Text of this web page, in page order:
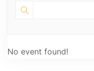
No event found!